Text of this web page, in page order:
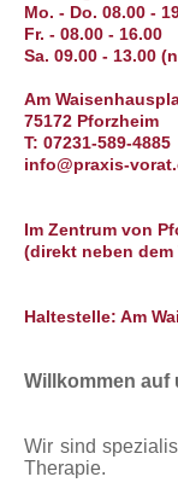
Mo. - Do. 08.00 -
Fr. - 08.00 - 16.00
Sa. 09.00 - 13.00
Am
75172 Pforzheim
T: 07231-589-4885
info@praxis-
Im Zentrum von
(direkt neben dem
Haltestelle: Am
Willkommen auf
Wir sind
Therapie.